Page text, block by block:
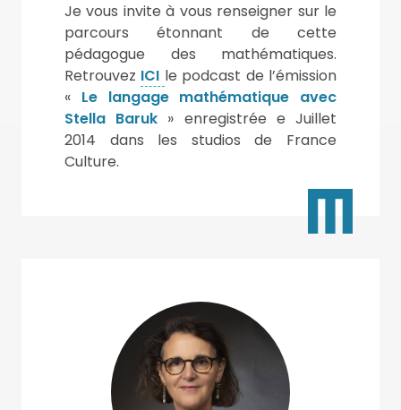
Je vous invite à vous renseigner sur le
parcours étonnant de cette
pédagogue des mathématiques.
Retrouvez ICI le podcast de l’émission
« Le langage mathématique avec
Stella Baruk » enregistrée e Juillet
2014 dans les studios de France
Culture.